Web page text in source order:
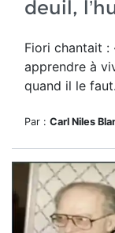
deuil,
Fiori chantait :
apprendre à
quand il le
Par : Carl Niles